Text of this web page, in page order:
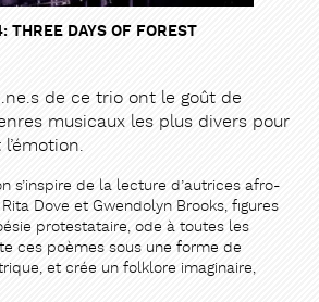
THREE DAYS OF FOREST
de ce trio ont le goût de
musicaux les plus divers pour
s’inspire de la lecture d’autrices afro-
Dove et Gwendolyn Brooks, figures
protestataire, ode à toutes les
ces poèmes sous une forme de
et crée un folklore imaginaire,